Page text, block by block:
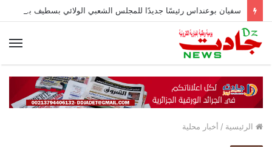
سفيان بوعنداس رئيسًا جديدًا للمجلس الشعبي الولائي بسطيف بالأغلبية
الرئيسية / أخبار محلية